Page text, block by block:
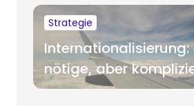
Strategie
Internationalisierung:
nötige, aber
für Startups